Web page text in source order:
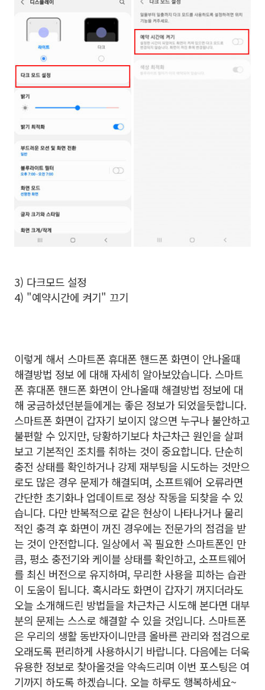
3) 다크모드 설정
4) "예약시간에 켜기" 끄기
이렇게 해서 스마트폰 휴대폰 핸드폰 화면이 안나올때
해결방법 정보 에 대해 자세히 알아보았습니다. 스마트
폰 휴대폰 핸드폰 화면이 안나올때 해결방법 정보에 대
해 궁금하셨던분들에게는 좋은 정보가 되었을듯합니다.
스마트폰 화면이 갑자기 보이지 않으면 누구나 불안하고
불편할 수 있지만, 당황하기보다 차근차근 원인을 살펴
보고 기본적인 조치를 취하는 것이 중요합니다. 단순히
충전 상태를 확인하거나 강제 재부팅을 시도하는 것만으
로도 많은 경우 문제가 해결되며, 소프트웨어 오류라면
간단한 초기화나 업데이트로 정상 작동을 되찾을 수 있
습니다. 다만 반복적으로 같은 현상이 나타나거나 물리
적인 충격 후 화면이 꺼진 경우에는 전문가의 점검을 받
는 것이 안전합니다. 일상에서 꼭 필요한 스마트폰인 만
큼, 평소 충전기와 케이블 상태를 확인하고, 소프트웨어
를 최신 버전으로 유지하며, 무리한 사용을 피하는 습관
이 도움이 됩니다. 혹시라도 화면이 갑자기 꺼지더라도
오늘 소개해드린 방법들을 차근차근 시도해 본다면 대부
분의 문제는 스스로 해결할 수 있을 것입니다. 스마트폰
은 우리의 생활 동반자이니만큼 올바른 관리와 점검으로
오래도록 편리하게 사용하시기 바랍니다. 다음에는 더욱
유용한 정보로 찾아올것을 약속드리며 이번 포스팅은 여
기까지 하도록 하겠습니다. 오늘 하루도 행복하세요~